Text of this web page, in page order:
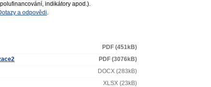
indikátory apod.).
a odpovědi.
PDF (451kB)
PDF (3076kB)
DOCX (283kB)
XLSX (23kB)